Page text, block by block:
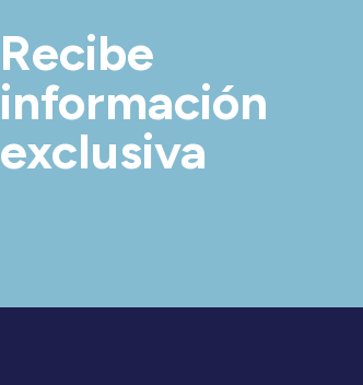
Recibe
información
exclusiva